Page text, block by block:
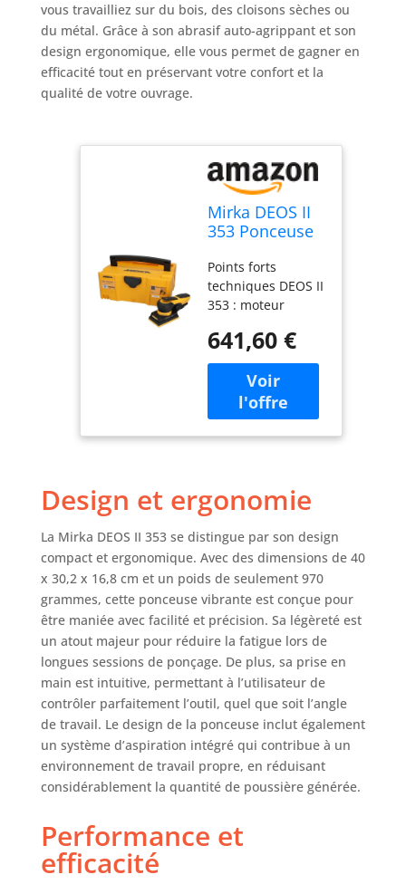
vous travailliez sur du bois, des cloisons sèches ou
du métal. Grâce à son abrasif auto-agrippant et son
design ergonomique, elle vous permet de gagner en
efficacité tout en préservant votre confort et la
qualité de votre ouvrage.
Mirka DEOS II
353 Ponceuse
coffret
81x133mm 300
W Ponceuse à
vibrations pour
un ponçage
sans poussière
du bois, des
cloisons
sèches et du
agrippant
Points forts
techniques DEOS II
353 : moteur
de 300 watts,
surface de
ponçage de 81x133
mm, peu de
vibrations et
silencieux, poids
plat (seulement 10
cm de hauteur),
nouvelle
technologie de
moteur sans
vitesse, affichage
LED de la vitesse
de rotation,
capteur de
vibrations intégré
et connexion
Bluetooth à
l'application
myMirka Contenu
de la livraison :
Ponceuse orbitale
transport,
641,60 €
Design et ergonomie
La Mirka DEOS II 353 se distingue par son design
compact et ergonomique. Avec des dimensions de 40
x 30,2 x 16,8 cm et un poids de seulement 970
grammes, cette ponceuse vibrante est conçue pour
être maniée avec facilité et précision. Sa légèreté est
un atout majeur pour réduire la fatigue lors de
longues sessions de ponçage. De plus, sa prise en
main est intuitive, permettant à l’utilisateur de
contrôler parfaitement l’outil, quel que soit l’angle
de travail. Le design de la ponceuse inclut également
un système d’aspiration intégré qui contribue à un
environnement de travail propre, en réduisant
considérablement la quantité de poussière générée.
Performance et
efficacité